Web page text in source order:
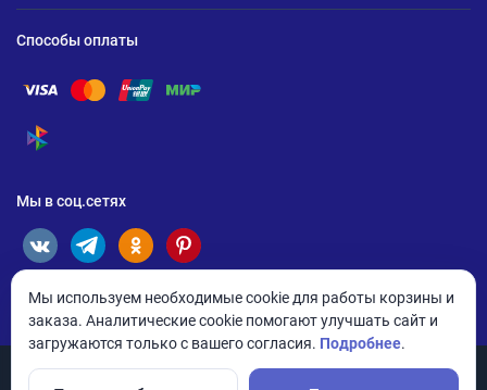
Способы оплаты
Помощь по оплате Visa
Помощь по оплате Mastercard
Помощь по оплате UnionPay
Помощь по оплате Мир
Помощь по оплате СБП
Мы в соц.сетях
Мы используем необходимые cookie для работы корзины и
заказа. Аналитические cookie помогают улучшать сайт и
загружаются только с вашего согласия. Подробнее.